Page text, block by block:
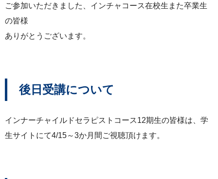
ご参加いただきました、インチャコース在校生また卒業生
の皆様
ありがとうございます。
後日受講について
インナーチャイルドセラピストコース12期生の皆様は、学
生サイトにて4/15～3か月間ご視聴頂けます。